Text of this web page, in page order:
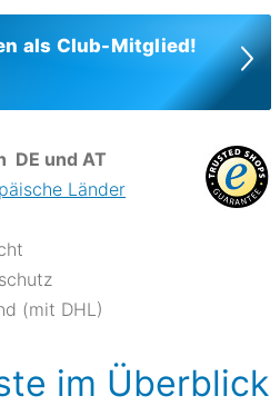
als Club-Mitglied!
DE und AT
Länder
(mit DHL)
im Überblick